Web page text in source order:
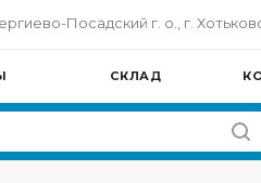
Посадский г. о., г.
СКЛАД